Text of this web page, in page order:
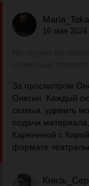
16 мая 2024
За просмотром
Онегин. Каждый
скамьи, удивить
подачи
Карениной с
формате